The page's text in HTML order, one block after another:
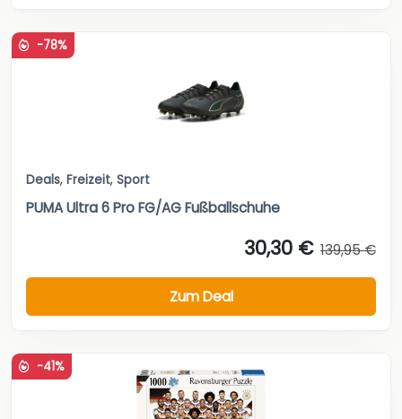
-78%
Deals, Freizeit, Sport
PUMA Ultra 6 Pro FG/AG Fußballschuhe
30,30 € 139,95 €
Zum Deal
-41%